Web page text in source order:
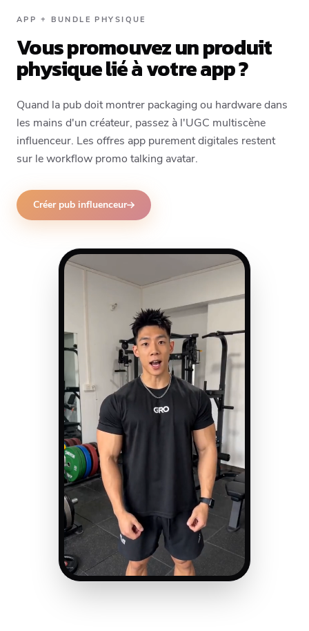
APP + BUNDLE PHYSIQUE
Vous promouvez un produit
physique lié à votre app ?
Quand la pub doit montrer packaging ou hardware dans
les mains d'un créateur, passez à l'UGC multiscène
influenceur. Les offres app purement digitales restent
sur le workflow promo talking avatar.
Créer pub influenceur